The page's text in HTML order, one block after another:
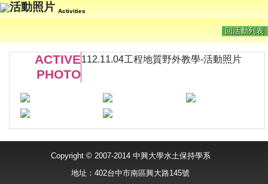
活動照片 Activities
回活動列表
ACTIVE
PHOTO
112.11.04工程地質野外教學-活動照片
Copyright © 2007-2014 中興大學水土保持學系
地址：402台中市南區興大路145號